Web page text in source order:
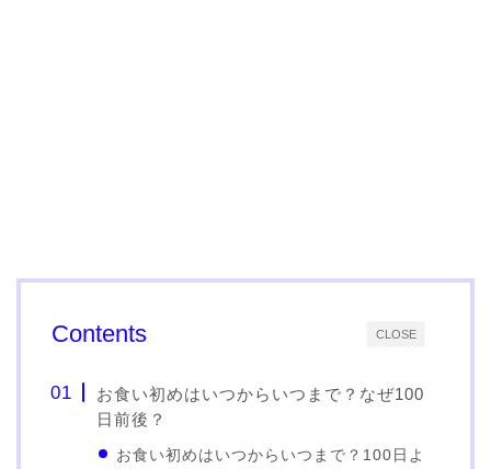
CLOSE
Contents
お食い初めはいつからいつまで？なぜ100
日前後？
お食い初めはいつからいつまで？100日よ